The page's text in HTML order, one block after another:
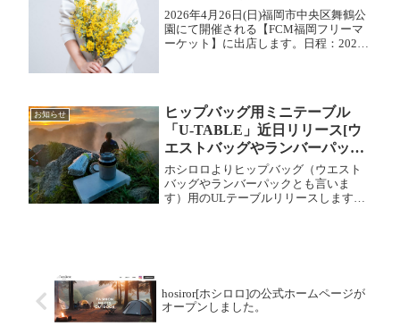
2026年4月26日(日)福岡市中央区舞鶴公
園にて開催される【FCM福岡フリーマ
ーケット】に出店します。日程：2026
お知らせ
ヒップバッグ用ミニテーブル
「U-TABLE」近日リリース[ウ
エストバッグやランバーパック
にも]
ホシロロよりヒップバッグ（ウエスト
バッグやランバーパックとも言いま
す）用のULテーブルリリースします。
hosiror[ホシロロ]の公式ホームページが
オープンしました。